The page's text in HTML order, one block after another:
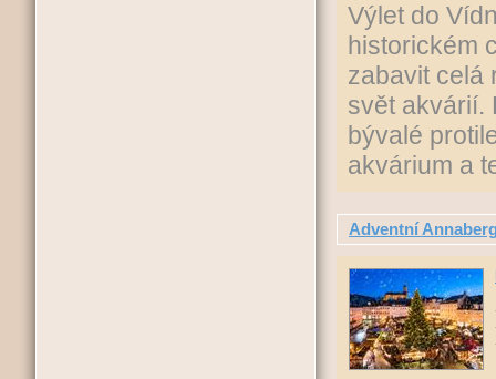
Výlet do
historickém
zabavit celá
svět akvárií.
bývalé
akvárium a
Adventní